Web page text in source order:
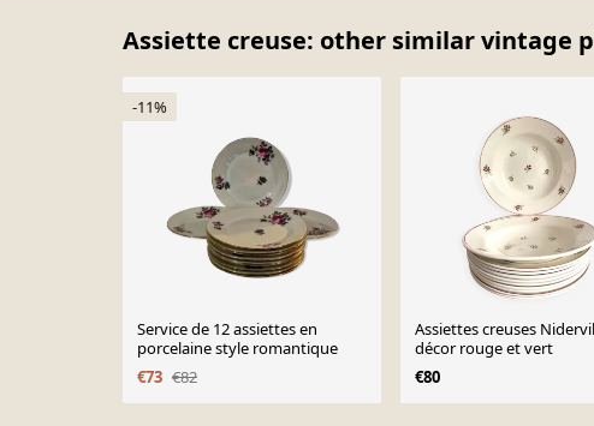
Assiette creuse: other similar vintage
-11%
Service de 12 assiettes en
porcelaine style romantique
€73 €82
Assiettes creuses
décor rouge et vert
€80